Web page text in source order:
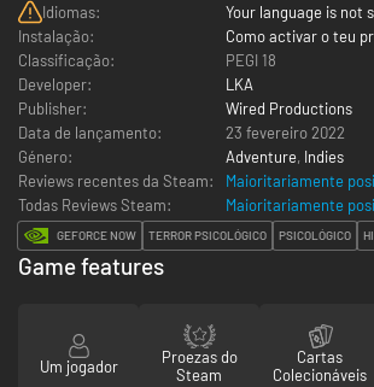
Idiomas:
Your language is not
Instalação:
Como activar o teu
Classificação:
PEGI 18
Developer:
LKA
Publisher:
Wired Productions
Data de lançamento:
23 fevereiro 2022
Género:
Adventure, Indies
Reviews recentes da Steam:
Maioritariamente
Todas Reviews Steam:
Maioritariamente
GEFORCE NOW TERROR PSICOLÓGICO PSICOLÓGICO
Game features
Um jogador
Proezas do
Steam
Cartas
Colecionáveis